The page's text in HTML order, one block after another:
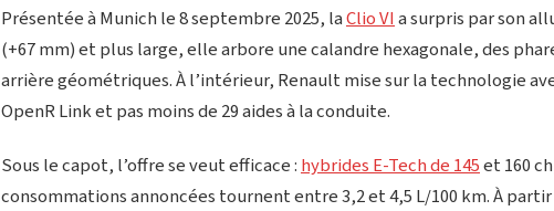
Présentée à Munich le 8 septembre 2025, laClio VI a surpris par son
(+67 mm) et plus large, elle arbore une calandre hexagonale, des
arrière géométriques. À l’intérieur, Renault mise sur la technologie
OpenR Link et pas moins de 29 aides à la conduite.
Sous le capot, l’offre se veut efficace :hybrides E-Tech de 145et 160
consommations annoncées tournent entre 3,2 et 4,5 L/100 km. À partir